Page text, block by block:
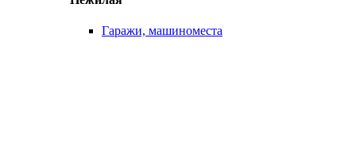
Гаражи, машиноместа